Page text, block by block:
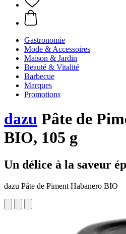
Gastronomie
Mode & Accessoires
Maison & Jardin
Beauté & Vitalité
Barbecue
Marques
Promotions
dazu Pâte de
BIO, 105 g
Un délice à la saveur
dazu Pâte de Piment Habanero BIO